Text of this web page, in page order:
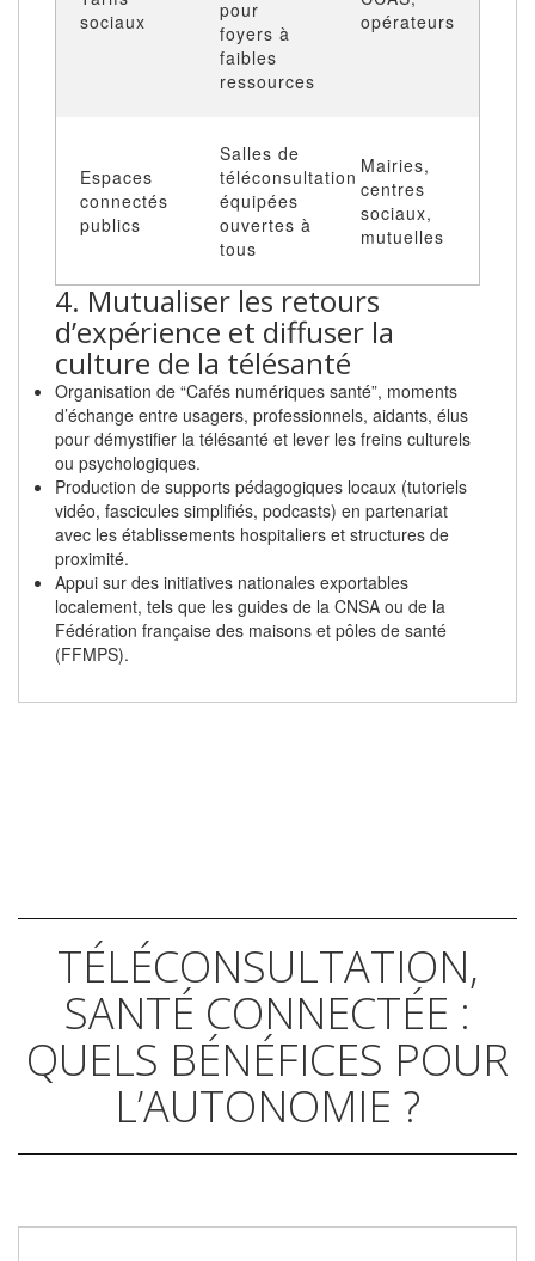
sociaux
pour
foyers à
faibles
ressources
opérateurs
Espaces
connectés
publics
Salles de
téléconsultation
équipées
ouvertes à
tous
Mairies,
centres
sociaux,
mutuelles
4. Mutualiser les retours
d’expérience et diffuser la
culture de la télésanté
Organisation de “Cafés numériques santé”, moments
d’échange entre usagers, professionnels, aidants, élus
pour démystifier la télésanté et lever les freins culturels
ou psychologiques.
Production de supports pédagogiques locaux (tutoriels
vidéo, fascicules simplifiés, podcasts) en partenariat
avec les établissements hospitaliers et structures de
proximité.
Appui sur des initiatives nationales exportables
localement, tels que les guides de la CNSA ou de la
Fédération française des maisons et pôles de santé
(FFMPS).
TÉLÉCONSULTATION,
SANTÉ CONNECTÉE :
QUELS BÉNÉFICES POUR
L’AUTONOMIE ?